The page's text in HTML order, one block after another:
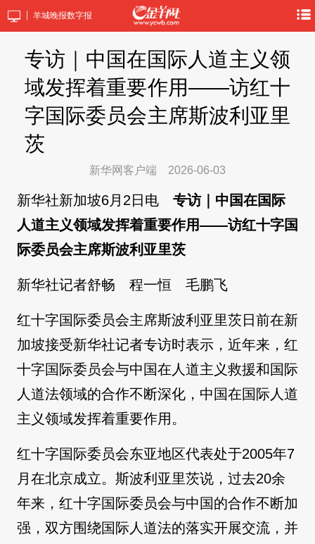
羊城晚报数字报
专访｜中国在国际人道主义领
域发挥着重要作用——访红十
字国际委员会主席斯波利亚里
茨
新华网客户端 2026-06-03
新华社新加坡6月2日电 专访｜中国在国际
人道主义领域发挥着重要作用——访红十字国
际委员会主席斯波利亚里茨
新华社记者舒畅 程一恒 毛鹏飞
红十字国际委员会主席斯波利亚里茨日前在新
加坡接受新华社记者专访时表示，近年来，红
十字国际委员会与中国在人道主义救援和国际
人道法领域的合作不断深化，中国在国际人道
主义领域发挥着重要作用。
红十字国际委员会东亚地区代表处于2005年7
月在北京成立。斯波利亚里茨说，过去20余
年来，红十字国际委员会与中国的合作不断加
强，双方围绕国际人道法的落实开展交流，并